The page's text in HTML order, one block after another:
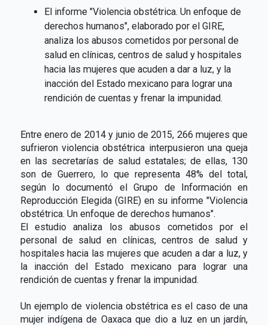
El informe "Violencia obstétrica. Un enfoque de
derechos humanos", elaborado por el GIRE,
analiza los abusos cometidos por personal de
salud en clínicas, centros de salud y hospitales
hacia las mujeres que acuden a dar a luz, y la
inacción del Estado mexicano para lograr una
rendición de cuentas y frenar la impunidad.
Entre enero de 2014 y junio de 2015, 266 mujeres que
sufrieron violencia obstétrica interpusieron una queja
en las secretarías de salud estatales; de ellas, 130
son de Guerrero, lo que representa 48% del total,
según lo documentó el Grupo de Información en
Reproducción Elegida (GIRE) en su informe "Violencia
obstétrica. Un enfoque de derechos humanos".
El estudio analiza los abusos cometidos por el
personal de salud en clínicas, centros de salud y
hospitales hacia las mujeres que acuden a dar a luz, y
la inacción del Estado mexicano para lograr una
rendición de cuentas y frenar la impunidad.
Un ejemplo de violencia obstétrica es el caso de una
mujer indígena de Oaxaca que dio a luz en un jardín,